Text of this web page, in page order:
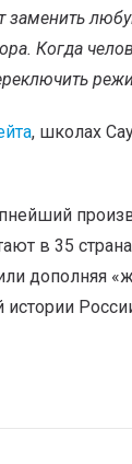
заменить
Когда
, школах
в 35
дополняя